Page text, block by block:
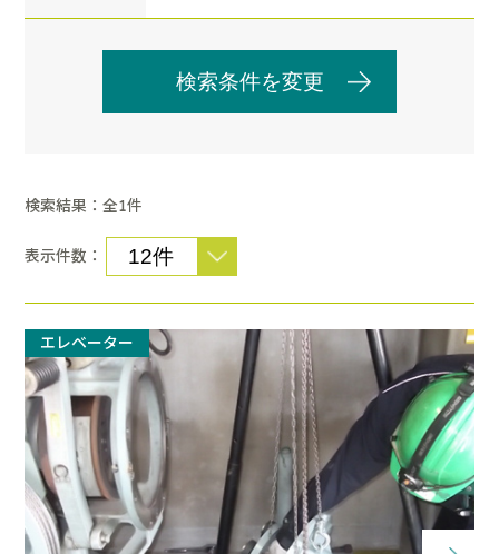
検索条件を変更
検索結果：全1件
表示件数：
エレベーター